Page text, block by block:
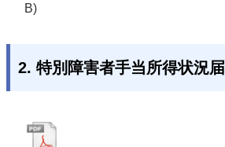
B)
2. 特別障害者手当所得状況届